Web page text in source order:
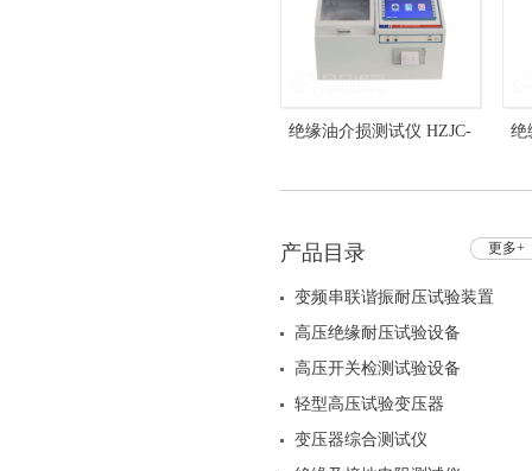
绝缘油介损测试仪 HZJC- 绝
更多+
产品目录
变频串联谐振耐压试验装置
高压绝缘耐压试验设备
高压开关检测试验设备
轻型高压试验变压器
变压器综合测试仪